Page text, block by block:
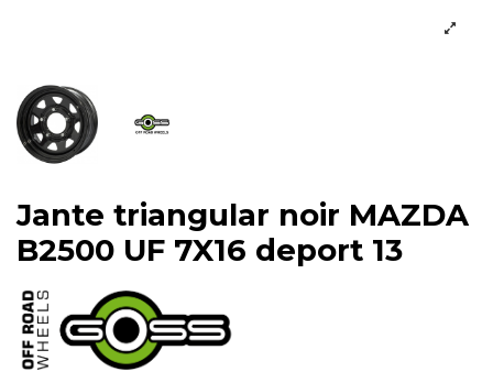
Jante triangular noir MAZDA
B2500 UF 7X16 deport 13